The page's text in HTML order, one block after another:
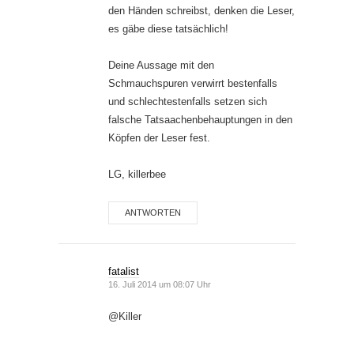
den Händen schreibst, denken die Leser,
es gäbe diese tatsächlich!
Deine Aussage mit den
Schmauchspuren verwirrt bestenfalls
und schlechtestenfalls setzen sich
falsche Tatsaachenbehauptungen in den
Köpfen der Leser fest.
LG, killerbee
ANTWORTEN
fatalist
16. Juli 2014 um 08:07 Uhr
@Killer